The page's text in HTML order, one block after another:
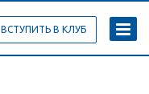
ВСТУПИТЬ В КЛУБ